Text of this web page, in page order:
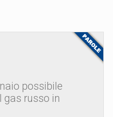
possibile
gas russo in